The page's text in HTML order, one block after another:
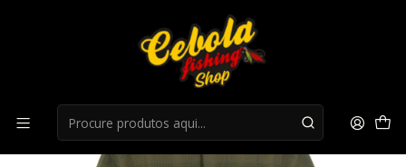
Camisa Hart Solden